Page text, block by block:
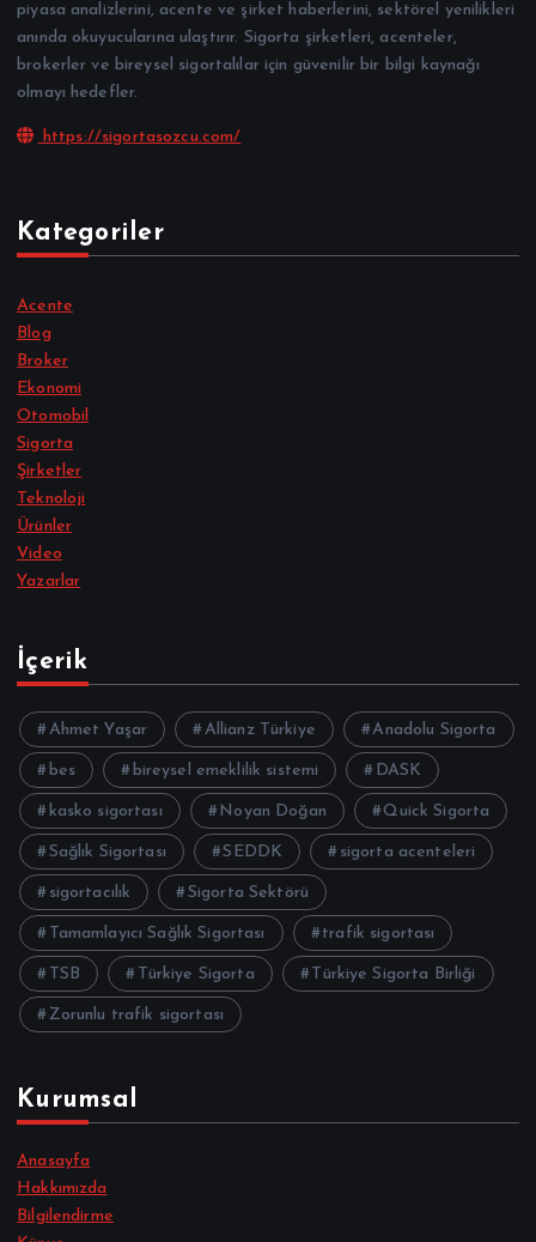
piyasa analizlerini, acente ve şirket haberlerini, sektörel yenilikleri
anında okuyucularına ulaştırır. Sigorta şirketleri, acenteler,
brokerler ve bireysel sigortalılar için güvenilir bir bilgi kaynağı
olmayı hedefler.
https://sigortasozcu.com/
Kategoriler
Acente
Blog
Broker
Ekonomi
Otomobil
Sigorta
Şirketler
Teknoloji
Ürünler
Video
Yazarlar
İçerik
Ahmet Yaşar Allianz Türkiye Anadolu Sigorta
bes bireysel emeklilik sistemi DASK
kasko sigortası Noyan Doğan Quick Sigorta
Sağlık Sigortası SEDDK sigorta acenteleri
sigortacılık Sigorta Sektörü
Tamamlayıcı Sağlık Sigortası trafik sigortası
TSB Türkiye Sigorta Türkiye Sigorta Birliği
Zorunlu trafik sigortası
Kurumsal
Anasayfa
Hakkımızda
Bilgilendirme